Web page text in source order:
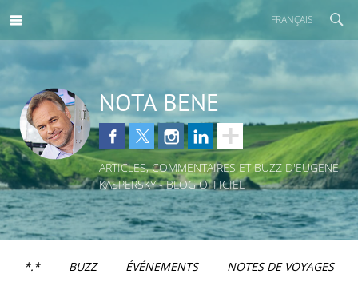
FRANÇAIS
NOTA BENE
ARTICLES, COMMENTAIRES ET BUZZ D'EUGENE
KASPERSKY - BLOG OFFICIEL
*.* BUZZ ÉVÉNEMENTS
NOTES DE VOYAGES